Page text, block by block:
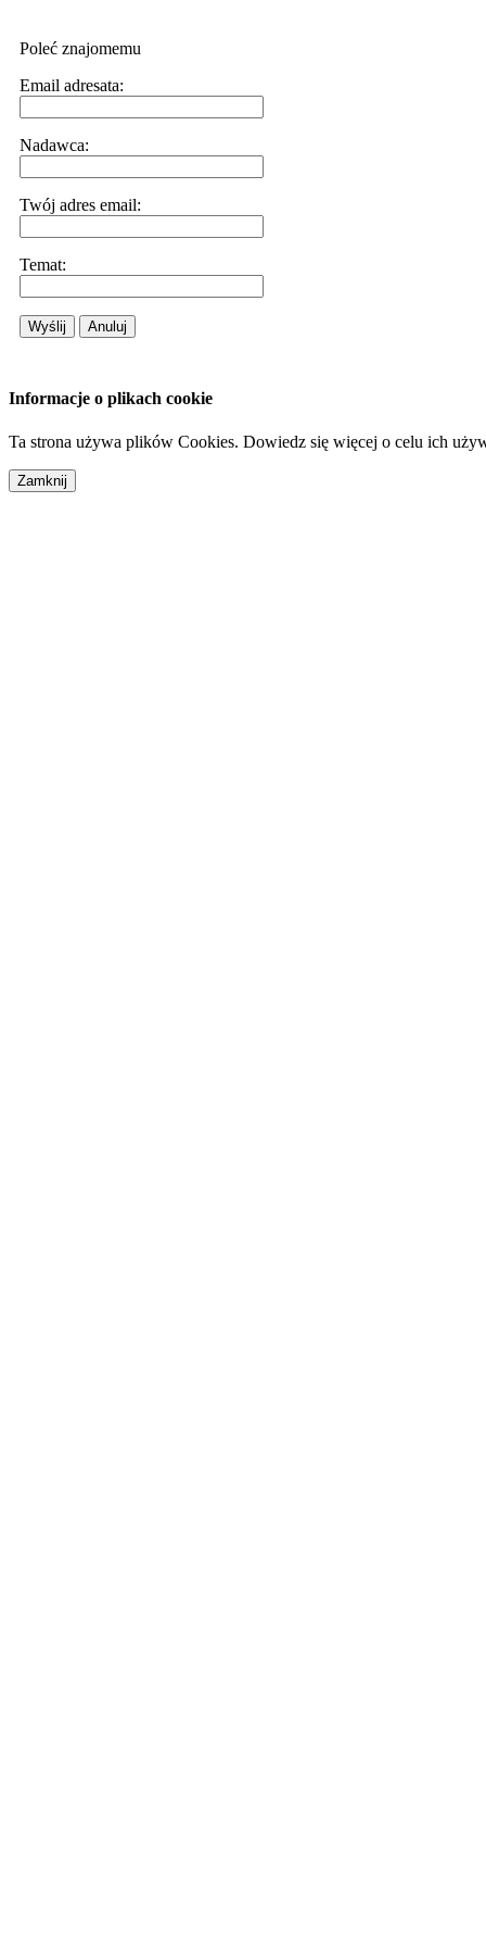
Poleć znajomemu
Email adresata:
Nadawca:
Twój adres email:
Temat:
Wyślij Anuluj
Informacje o plikach cookie
Ta strona używa plików Cookies. Dowiedz się więcej o celu ich